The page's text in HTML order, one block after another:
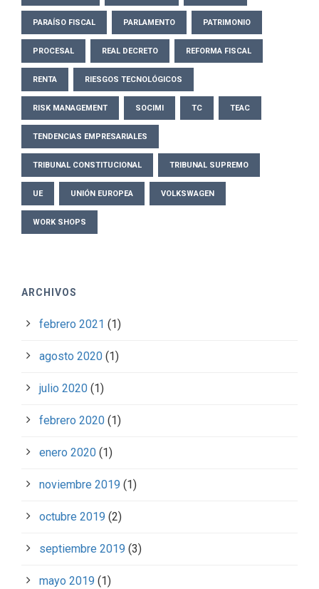
PARAÍSO FISCAL PARLAMENTO PATRIMONIO
PROCESAL REAL DECRETO REFORMA FISCAL
RENTA RIESGOS TECNOLÓGICOS
RISK MANAGEMENT SOCIMI TC TEAC
TENDENCIAS EMPRESARIALES
TRIBUNAL CONSTITUCIONAL TRIBUNAL SUPREMO
UE UNIÓN EUROPEA VOLKSWAGEN
WORK SHOPS
ARCHIVOS
febrero 2021 (1)
agosto 2020 (1)
julio 2020 (1)
febrero 2020 (1)
enero 2020 (1)
noviembre 2019 (1)
octubre 2019 (2)
septiembre 2019 (3)
mayo 2019 (1)